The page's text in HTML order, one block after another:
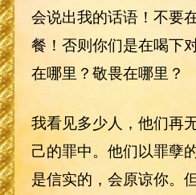
会说出我的话语！不要
餐！否则你们是在喝下
在哪里？敬畏在哪里？
我看见多少人，他们再
己的罪中。他们以罪孽
是信实的，会原谅你。